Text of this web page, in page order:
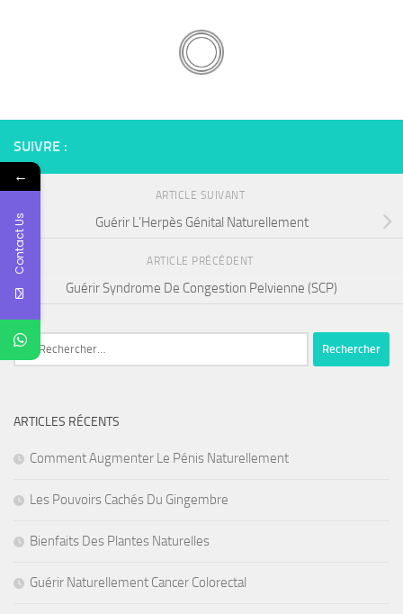
SUIVRE :
ARTICLE SUIVANT
Guérir L’Herpès Génital Naturellement
ARTICLE PRÉCÉDENT
Guérir Syndrome De Congestion Pelvienne (SCP)
Rechercher :
ARTICLES RÉCENTS
Comment Augmenter Le Pénis Naturellement
Les Pouvoirs Cachés Du Gingembre
Bienfaits Des Plantes Naturelles
Guérir Naturellement Cancer Colorectal
←
Contact Us